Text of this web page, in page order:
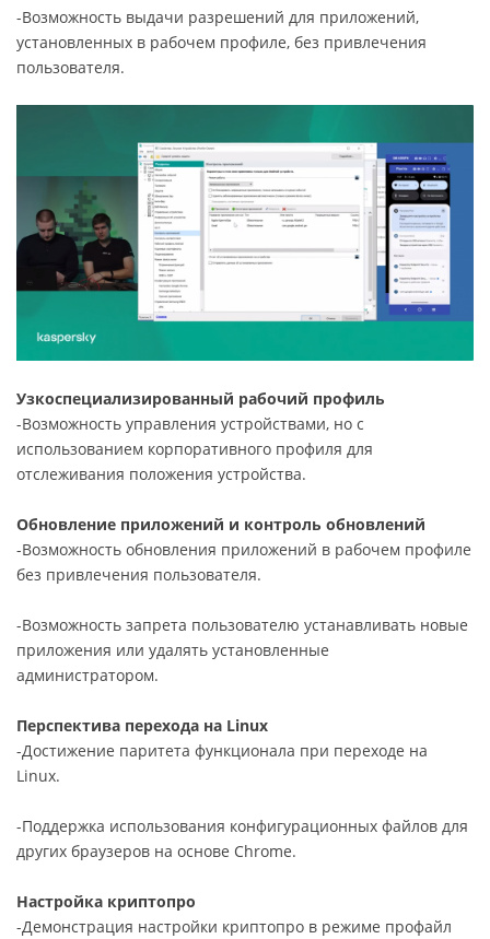
-Возможность выдачи разрешений для приложений,
установленных в рабочем профиле, без привлечения
пользователя.
Узкоспециализированный рабочий профиль
-Возможность управления устройствами, но с
использованием корпоративного профиля для
отслеживания положения устройства.
Обновление приложений и контроль обновлений
-Возможность обновления приложений в рабочем профиле
без привлечения пользователя.
-Возможность запрета пользователю устанавливать новые
приложения или удалять установленные
администратором.
Перспектива перехода на Linux
-Достижение паритета функционала при переходе на
Linux.
-Поддержка использования конфигурационных файлов для
других браузеров на основе Chrome.
Настройка криптопро
-Демонстрация настройки криптопро в режиме профайл